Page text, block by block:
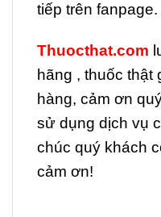
tiếp trên fanpage.
Thuocthat.com
hãng , thuốc thật
hàng, cảm ơn
sử dụng dịch vụ
chúc quý khách
cảm ơn!